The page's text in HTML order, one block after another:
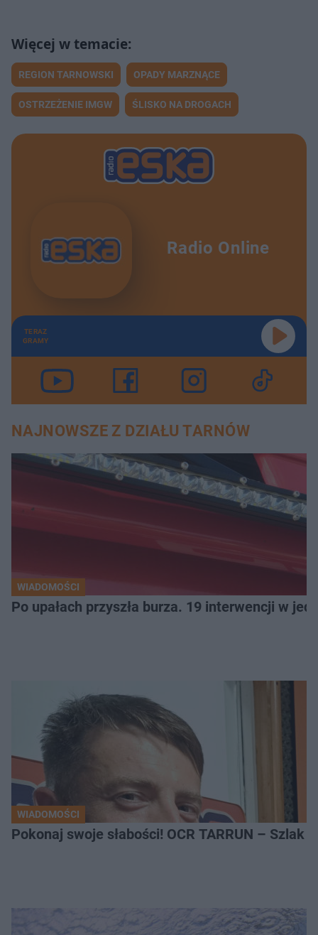
REGION TARNOWSKI OPADY MARZNĄCE
OSTRZEŻENIE IMGW ŚLISKO NA DROGACH
Radio Online
TERAZ
GRAMY
NAJNOWSZE Z DZIAŁU TARNÓW
WIADOMOŚCI
Po upałach przyszła burza. 19 interwencji w
WIADOMOŚCI
Pokonaj swoje słabości! OCR TARRUN – Szlak